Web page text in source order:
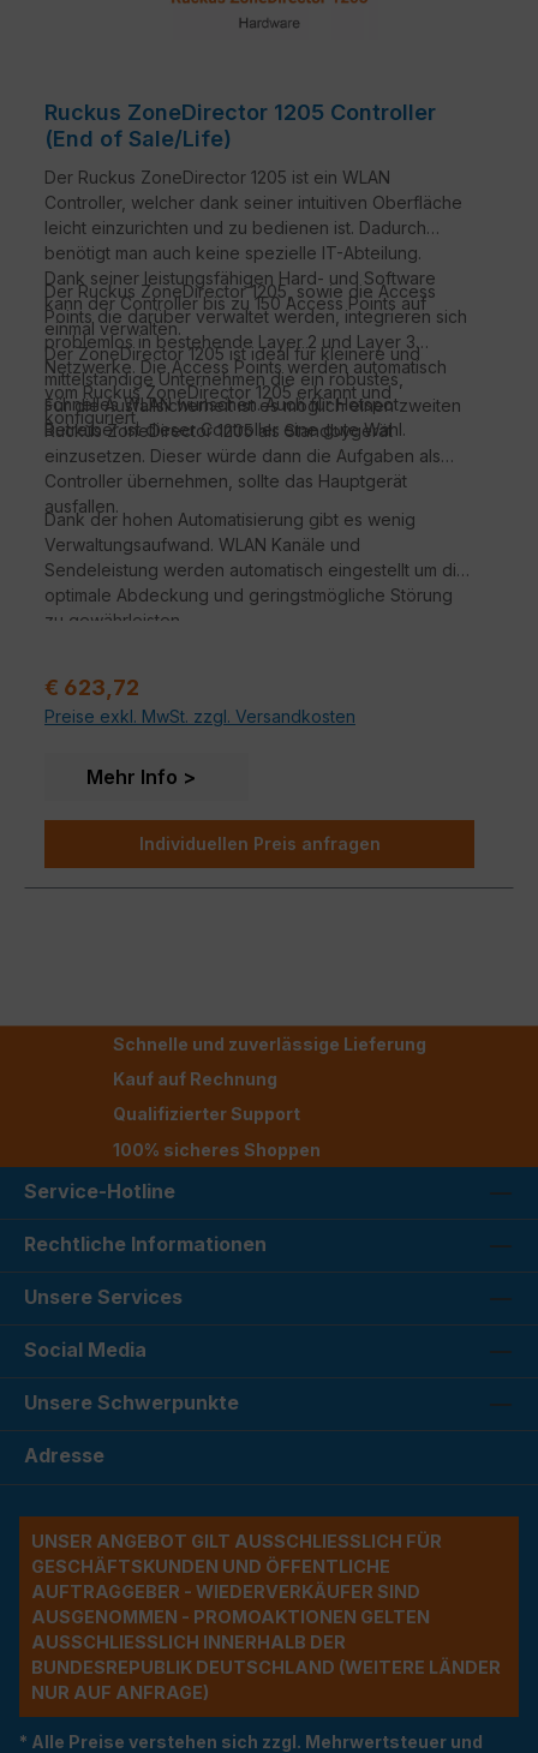
Ruckus ZoneDirector 1205 Controller
(End of Sale/Life)
Der Ruckus ZoneDirector 1205 ist ein WLAN
Controller, welcher dank seiner intuitiven Oberfläche
leicht einzurichten und zu bedienen ist. Dadurch
benötigt man auch keine spezielle IT-Abteilung.
Dank seiner leistungsfähigen Hard- und Software
kann der Controller bis zu 150 Access Points auf
einmal verwalten.
Der ZoneDirector 1205 ist ideal für kleinere und
mittelständige Unternehmen die ein robustes,
schnelles WLAN wünschen. Auch für Hotspot
Betreiber ist dieser Controller eine gute Wahl.
Der Ruckus ZoneDirector 1205, sowie die Access
Points die darüber verwaltet werden, integrieren sich
problemlos in bestehende Layer 2 und Layer 3
Netzwerke. Die Access Points werden automatisch
vom Ruckus ZoneDirector 1205 erkannt und
konfiguriert.
Für die Ausfallsicherheit ist es möglich einen zweiten
Ruckus ZoneDirector 1205 als Standbygerät
einzusetzen. Dieser würde dann die Aufgaben als
Controller übernehmen, sollte das Hauptgerät
ausfallen.
Dank der hohen Automatisierung gibt es wenig
Verwaltungsaufwand. WLAN Kanäle und
Sendeleistung werden automatisch eingestellt um die
optimale Abdeckung und geringstmögliche Störung
zu gewährleisten.
Verkaufspreis:
€ 623,72
Preise exkl. MwSt. zzgl. Versandkosten
Mehr Info
Individuellen Preis anfragen
Schnelle und zuverlässige Lieferung
Kauf auf Rechnung
Qualifizierter Support
100% sicheres Shoppen
Service-Hotline
Rechtliche Informationen
Unsere Services
Social Media
Unsere Schwerpunkte
Adresse
UNSER ANGEBOT GILT AUSSCHLIESSLICH FÜR G
ESCHÄFTSKUNDEN UND ÖFFENTLICHE A
UFTRAGGEBER - WIEDERVERKÄUFER SIND A
USGENOMMEN - PROMOAKTIONEN GELTEN A
USSCHLIESSLICH INNERHALB DER BU
NDESREPUBLIK DEUTSCHLAND (WEITERE LÄNDER NU
R AUF ANFRAGE)
* Alle Preise verstehen sich zzgl. Mehrwertsteuer und